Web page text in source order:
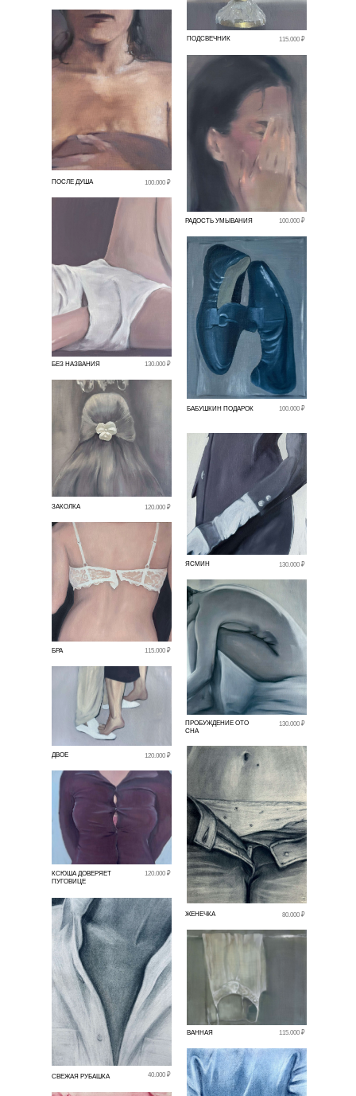
РАДОСТЬ УМЫВАНИЯ 100.000 ₽
ПОСЛЕ ДУША 100.000 ₽
БАБУШКИН ПОДАРОК 100.000 ₽
ЯСМИН 130.000 ₽
БРА 115.000 ₽
ПРОБУЖДЕНИЕ ОТО
СНА
130.000 ₽
ВАННАЯ 115.000 ₽
СВЕЖАЯ РУБАШКА 40.000 ₽
ЖЕНЕЧКА 80.000 ₽
КСЮША ДОВЕРЯЕТ
ПУГОВИЦЕ
120.000 ₽
ДВОЕ 120.000 ₽
ЗАКОЛКА 120.000 ₽
БЕЗ НАЗВАНИЯ 130.000 ₽
ПОДСВЕЧНИК 115.000 ₽